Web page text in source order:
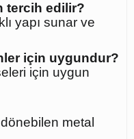
tercih edilir?
yapı sunar ve
için uygundur?
için uygun
metal